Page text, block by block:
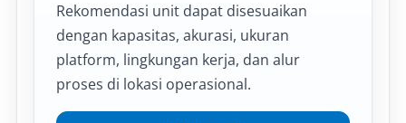
Rekomendasi unit dapat disesuaikan
dengan kapasitas, akurasi, ukuran
platform, lingkungan kerja, dan alur
proses di lokasi operasional.